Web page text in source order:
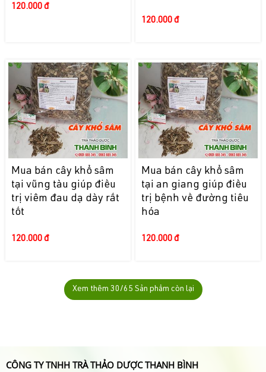
120.000 đ
120.000 đ
Mua bán cây khổ sâm
tại vũng tàu giúp điều
trị viêm đau dạ dày rất
tốt
120.000 đ
Mua bán cây khổ sâm
tại an giang giúp điều
trị bệnh về đường tiêu
hóa
120.000 đ
Xem thêm 30/65 Sản phẩm còn lại
CÔNG TY TNHH TRÀ THẢO DƯỢC THANH BÌNH